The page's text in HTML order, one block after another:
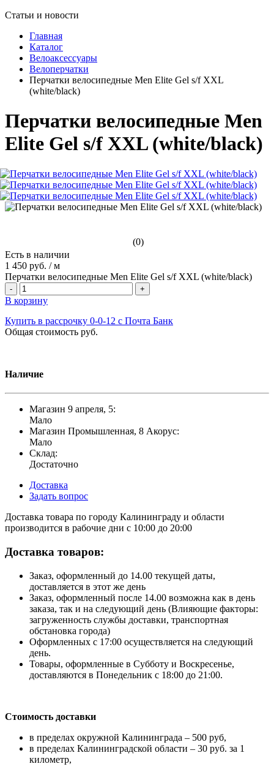
Статьи и новости
Главная
Каталог
Велоаксессуары
Велоперчатки
Перчатки велосипедные Men Elite Gel s/f XXL
(white/black)
Перчатки велосипедные Men
Elite Gel s/f XXL (white/black)
(0)
Есть в наличии
1 450 руб. / м
Перчатки велосипедные Men Elite Gel s/f XXL (white/black)
- +
В корзину
Купить в рассрочку 0-0-12 с Почта Банк
Общая стоимость руб.
Наличие
Магазин 9 апреля, 5:
Мало
Магазин Промышленная, 8 Акорус:
Мало
Склад:
Достаточно
Доставка
Задать вопрос
Доставка товара по городу Калининграду и области
производится в рабочие дни с 10:00 до 20:00
Доставка товаров:
Заказ, оформленный до 14.00 текущей даты,
доставляется в этот же день
Заказ, оформленный после 14.00 возможна как в день
заказа, так и на следующий день (Влияющие факторы:
загруженность службы доставки, транспортная
обстановка города)
Оформленных с 17:00 осуществляется на следующий
день.
Товары, оформленные в Субботу и Воскресенье,
доставляются в Понедельник с 18:00 до 21:00.
Стоимость доставки
в пределах окружной Калининграда – 500 руб,
в пределах Калининградской области – 30 руб. за 1
километр,